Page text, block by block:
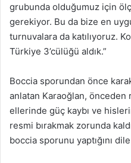
grubunda olduğumuz için
gerekiyor. Bu da bize en
turnuvalara da katılıyoruz.
Türkiye 3’cülüğü aldık.”
Boccia sporundan önce
anlatan Karaoğlan,
ellerinde güç kaybı ve
resmi bırakmak zorunda
boccia sporunu yaptığını